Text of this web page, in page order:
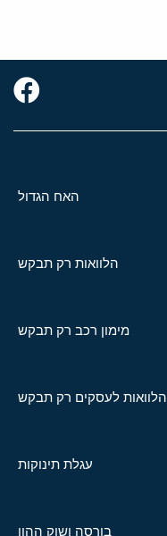
האח הגדול
הלוואות רק תבקש
מימון רכב רק תבקש
הלוואות לעסקים רק תבקש
עגלת תינוקות
בורסה ושוק ההון